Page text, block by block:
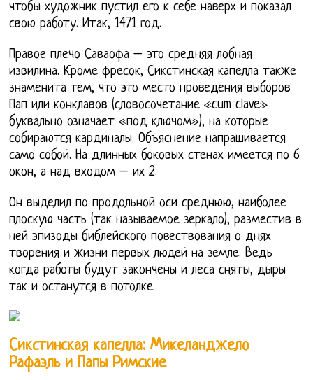
чтобы художник пустил его к себе наверх и показал
свою работу. Итак, 1471 год.
Правое плечо Саваофа – это средняя лобная
извилина. Кроме фресок, Сикстинская капелла также
знаменита тем, что это место проведения выборов
Пап или конклавов (словосочетание «cum clave»
буквально означает «под ключом»), на которые
собираются кардиналы. Объяснение напрашивается
само собой. На длинных боковых стенах имеется по 6
окон, а над входом – их 2.
Он выделил по продольной оси среднюю, наиболее
плоскую часть (так называемое зеркало), разместив в
ней эпизоды библейского повествования о днях
творения и жизни первых людей на земле. Ведь
когда работы будут закончены и леса сняты, дыры
так и останутся в потолке.
Сикстинская капелла: Микеланджело
Рафаэль и Папы Римские